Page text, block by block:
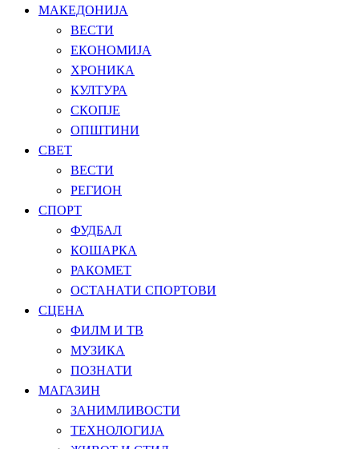
МАКЕДОНИЈА
ВЕСТИ
ЕКОНОМИЈА
ХРОНИКА
КУЛТУРА
СКОПЈЕ
ОПШТИНИ
СВЕТ
ВЕСТИ
РЕГИОН
СПОРТ
ФУДБАЛ
КОШАРКА
РАКОМЕТ
ОСТАНАТИ СПОРТОВИ
СЦЕНА
ФИЛМ И ТВ
МУЗИКА
ПОЗНАТИ
МАГАЗИН
ЗАНИМЛИВОСТИ
ТЕХНОЛОГИЈА